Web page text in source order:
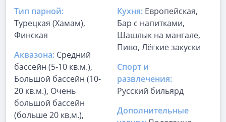
Тип парной:
Турецкая (Хамам),
Финская
Аквазона: Средний
бассейн (5-10 кв.м.),
Большой бассейн (10-
20 кв.м.), Очень
большой бассейн
(больше 20 кв.м.),
Кухня: Европейская,
Бар с напитками,
Шашлык на мангале,
Пиво, Лёгкие закуски
Спорт и
развлечения:
Русский бильярд
Дополнительные